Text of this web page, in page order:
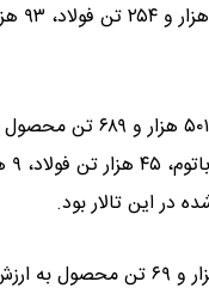
در این تالار بود.